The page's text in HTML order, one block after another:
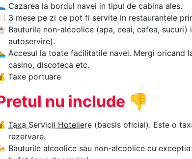
Cazarea la bordul navei in tipul de cabina ales.
3 mese pe zi ce pot fi servite in restaurantele
Bauturile non-alcoolice (apa, ceai, cafea,
autoservire).
Accesul la toate facilitatile navei. Mergi oricand
casino, discoteca etc.
Taxe portuare
nu include 👎
Taxa Servicii Hoteliere (bacsis oficial). Este o
rezervare.
Bauturile alcoolice sau non-alcoolice cu